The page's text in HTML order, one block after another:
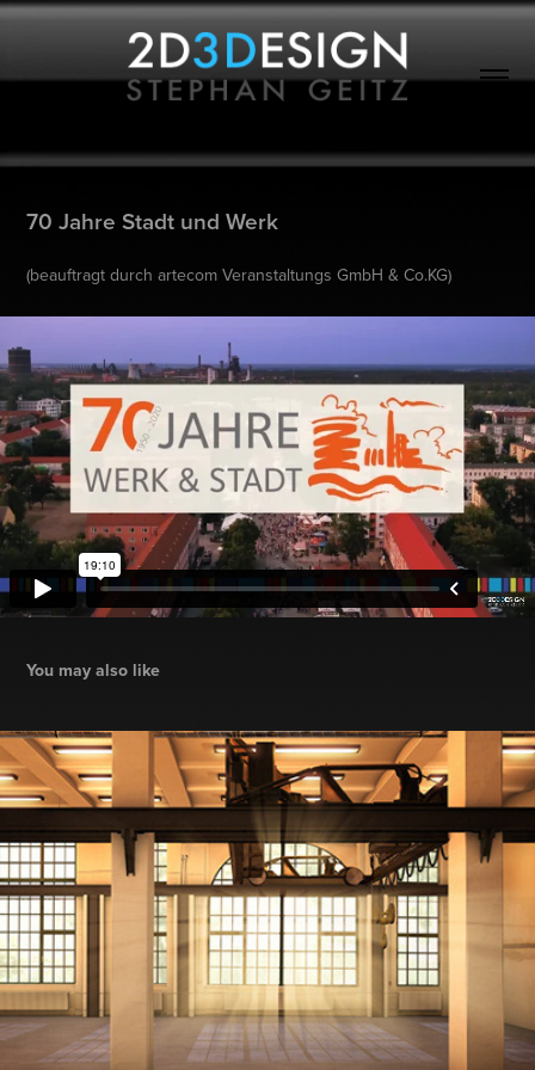
70 Jahre Stadt und Werk
(beauftragt durch artecom Veranstaltungs GmbH & Co.KG)
You may also like
50Jahre GSG Berlin